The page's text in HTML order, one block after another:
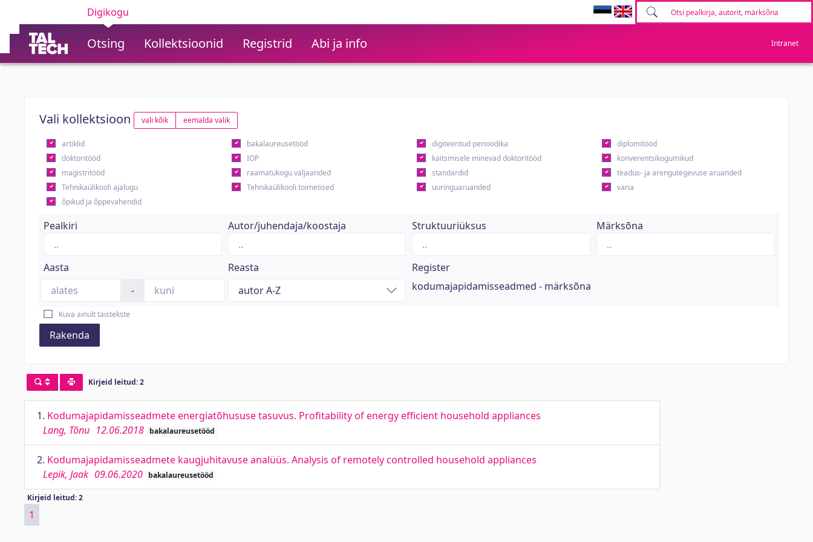
Digikogu
Otsing Kollektsioonid Registrid Abi ja info Intranet
Vali kollektsioon vali kõik eemalda valik
artiklid bakalaureusetööd digiteeritud perioodika
diplomitööd
doktoritööd
IOP kaitsmisele minevad doktoritööd
konverentsikogumikud
magistritööd
raamatukogu väljaanded standardid
teadus- ja arengutegevuse aruanded
Tehnikaülikooli ajalugu
Tehnikaülikooli toimetised uuringuaruanded
varia
õpikud ja õppevahendid
Pealkiri Autor/juhendaja/koostaja Struktuuriüksus Märksõna
Aasta
-
Reasta
Register
kodumajapidamisseadmed - märksõna
Kuva ainult täistekste
Rakenda
Kirjeid leitud: 2
1. Kodumajapidamisseadmete energiatõhususe tasuvus. Profitability of energy efficient household appliances
Lang, Tõnu 12.06.2018 bakalaureusetööd
2. Kodumajapidamisseadmete kaugjuhitavuse analüüs. Analysis of remotely controlled household appliances
Lepik, Jaak 09.06.2020 bakalaureusetööd
Kirjeid leitud: 2
1